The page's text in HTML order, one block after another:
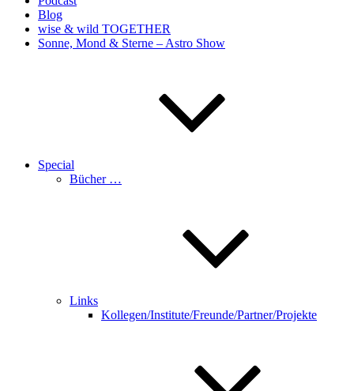
Blog
wise & wild TOGETHER
Sonne, Mond & Sterne – Astro Show
Special
Bücher …
Links
Kollegen/Institute/Freunde/Partner/Projekte